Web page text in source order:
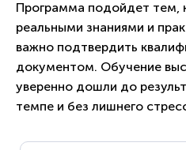
Программа подойдет тем,
реальными знаниями и
важно подтвердить
документом. Обучение
уверенно дошли до
темпе и без лишнего